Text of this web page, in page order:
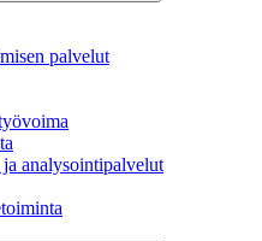
palvelut
analysointipalvelut